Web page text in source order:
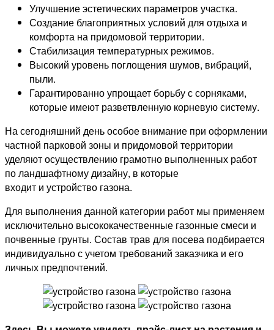
Улучшение эстетических параметров участка.
Создание благоприятных условий для отдыха и
комфорта на придомовой территории.
Стабилизация температурных режимов.
Высокий уровень поглощения шумов, вибраций,
пыли.
Гарантированно упрощает борьбу с сорняками,
которые имеют разветвленную корневую систему.
На сегодняшний день особое внимание при оформлении
частной парковой зоны и придомовой территории
уделяют осуществлению грамотно выполненных работ
по ландшафтному дизайну, в которые
входит и устройство газона.
Для выполнения данной категории работ мы применяем
исключительно высококачественные газонные смеси и
почвенные грунты. Состав трав для посева подбирается
индивидуально с учетом требований заказчика и его
личных предпочтений.